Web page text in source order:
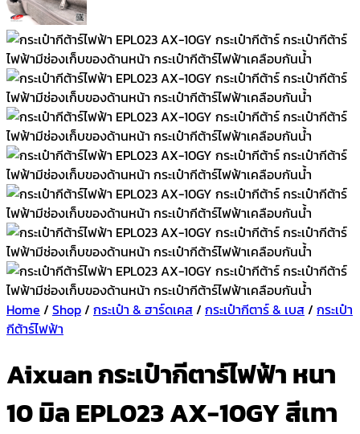
Home / Shop/ กระเป๋า & ฮาร์ดเคส/ กระเป๋ากีตาร์ & เบส/ กระเป๋า
กีต้าร์ไฟฟ้า
Aixuan กระเป๋ากีตาร์ไฟฟ้า หนา
10 มิล EPL023 AX-10GY สีเทา